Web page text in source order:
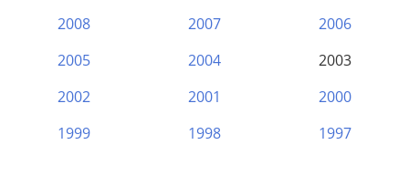
2008
2007
2006
2005
2004
2003
2002
2001
2000
1999
1998 1997